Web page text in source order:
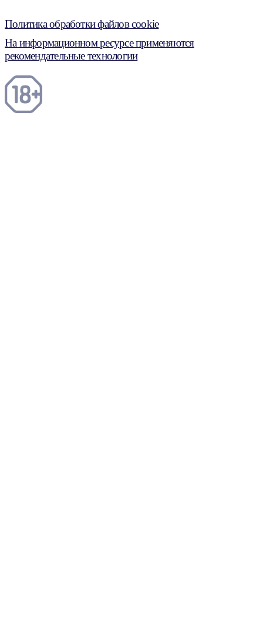
Политика обработки файлов cookie
На информационном ресурсе применяются
рекомендательные технологии